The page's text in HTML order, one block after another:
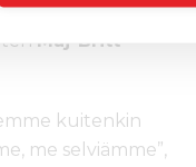
Lähetysseuran työtä
Maj-Britt
kuitenkin
me selviämme”,